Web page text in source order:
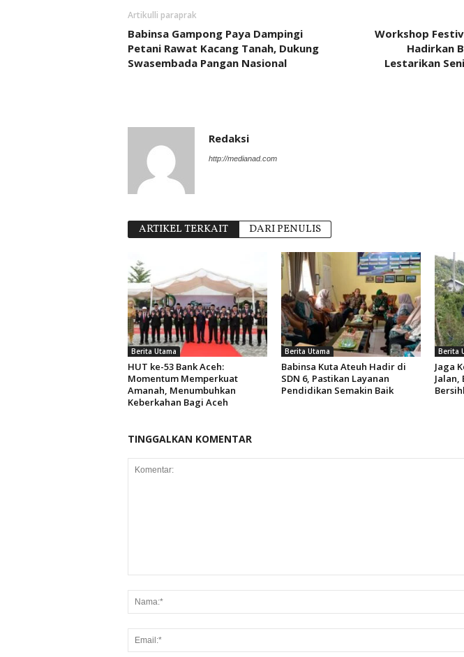
Artikulli paraprak
Babinsa Gampong Paya Dampingi
Petani Rawat Kacang Tanah, Dukung
Swasembada Pangan Nasional
Workshop
Hadirkan
Lestarikan
Redaksi
http://medianad.com
ARTIKEL TERKAIT DARI PENULIS
Berita Utama
HUT ke-53 Bank Aceh:
Momentum Memperkuat
Amanah, Menumbuhkan
Keberkahan Bagi Aceh
Berita Utama
Babinsa Kuta Ateuh Hadir di
SDN 6, Pastikan Layanan
Pendidikan Semakin Baik
Berita
Jaga
Jalan,
TINGGALKAN KOMENTAR